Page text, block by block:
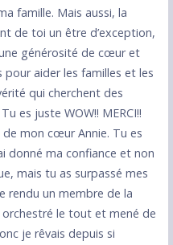
famille. Mais aussi, la
de toi un être d’exception,
générosité de cœur et
aider les familles et les
qui cherchent des
es juste WOW!! MERCI!!
mon cœur Annie. Tu es
donné ma confiance et non
mais tu as surpassé mes
rendu un membre de la
orchestré le tout et mené de
je rêvais depuis si